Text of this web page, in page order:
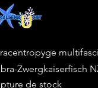
Zwergkaiserfisch
de stock